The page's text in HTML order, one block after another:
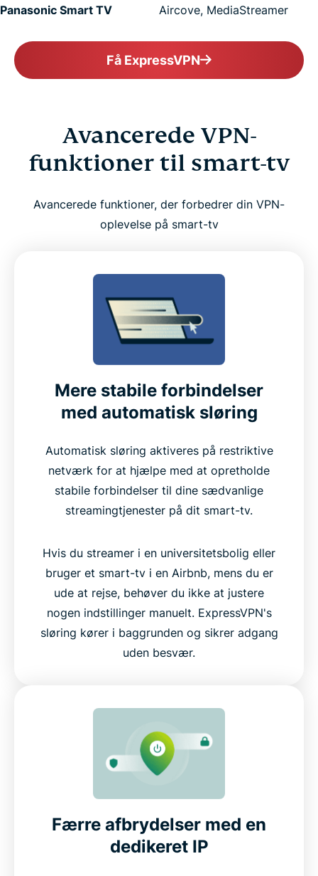
Panasonic Smart TV
Aircove, MediaStreamer
Få ExpressVPN
Avancerede VPN-
funktioner til smart-tv
Avancerede funktioner, der forbedrer din VPN-
oplevelse på smart-tv
Mere stabile forbindelser
med automatisk sløring
Automatisk sløring aktiveres på restriktive
netværk for at hjælpe med at opretholde
stabile forbindelser til dine sædvanlige
streamingtjenester på dit smart-tv.
Hvis du streamer i en universitetsbolig eller
bruger et smart-tv i en Airbnb, mens du er
ude at rejse, behøver du ikke at justere
nogen indstillinger manuelt. ExpressVPN's
sløring kører i baggrunden og sikrer adgang
uden besvær.
Færre afbrydelser med en
dedikeret IP